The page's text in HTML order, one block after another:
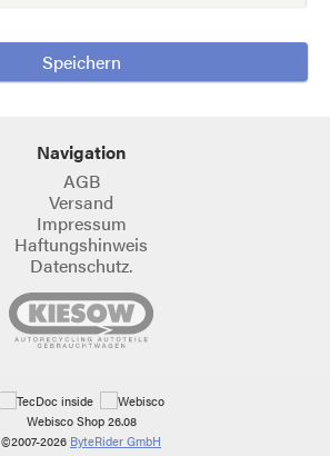
Navigation
AGB
Versand
Impressum
Haftungshinweis
Datenschutz.
Webisco Shop 26.08
©2007-2026 ByteRider GmbH